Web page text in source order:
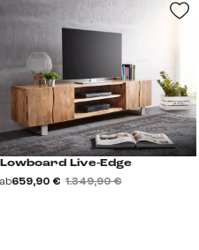
Lowboard Live-Edge
ab659,90 € 1.349,90 €